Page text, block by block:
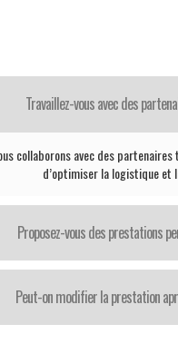
Travaillez-vous avec des
collaborons avec des
d’optimiser la logistique et
Proposez-vous des prestations
Peut-on modifier la prestation